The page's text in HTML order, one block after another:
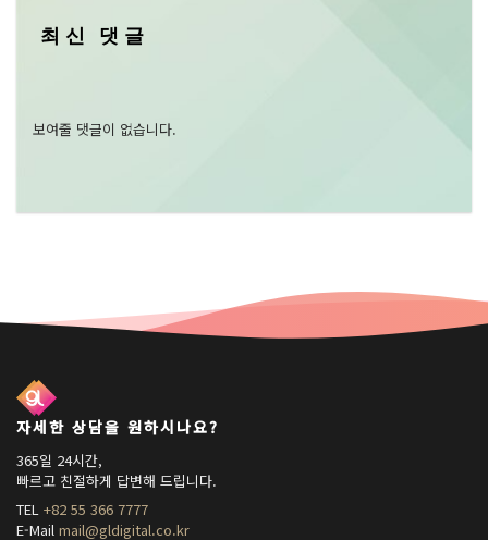
최신 댓글
보여줄 댓글이 없습니다.
자세한 상담을 원하시나요?
365일 24시간,
빠르고 친절하게 답변해 드립니다.
TEL +82 55 366 7777
E-Mail mail@gldigital.co.kr